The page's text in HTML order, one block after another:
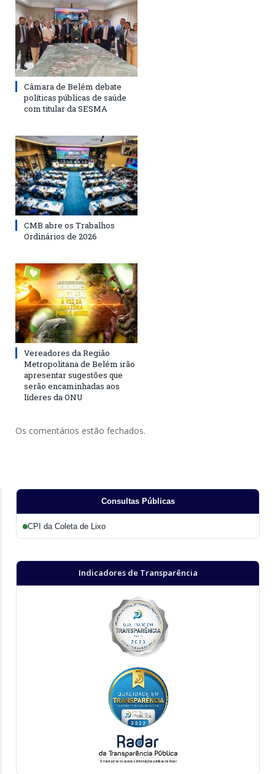
Câmara de Belém debate
políticas públicas de saúde
com titular da SESMA
CMB abre os Trabalhos
Ordinários de 2026
Vereadores da Região
Metropolitana de Belém irão
apresentar sugestões que
serão encaminhadas aos
líderes da ONU
Os comentários estão fechados.
Consultas Públicas
CPI da Coleta de Lixo
Indicadores de Transparência